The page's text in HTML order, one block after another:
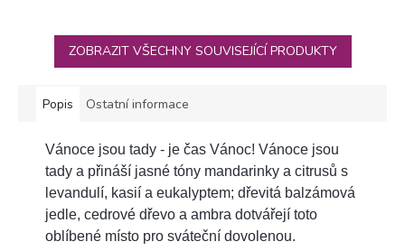
ZOBRAZIT VŠECHNY SOUVISEJÍCÍ PRODUKTY
Popis Ostatní informace
Vánoce jsou tady - je čas Vánoc! Vánoce jsou
tady a přináší jasné tóny mandarinky a citrusů s
levandulí, kasií a eukalyptem; dřevitá balzámová
jedle, cedrové dřevo a ambra dotvářejí toto
oblíbené místo pro sváteční dovolenou.